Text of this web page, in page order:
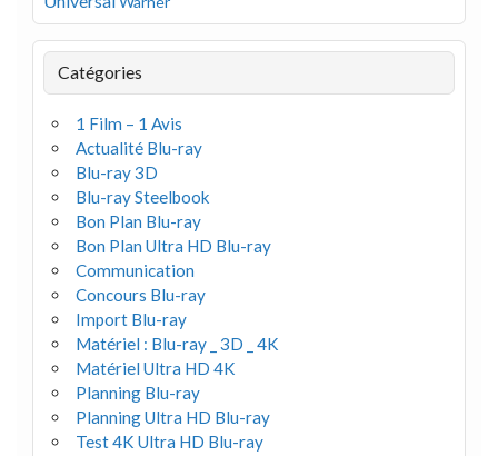
Catégories
1 Film – 1 Avis
Actualité Blu-ray
Blu-ray 3D
Blu-ray Steelbook
Bon Plan Blu-ray
Bon Plan Ultra HD Blu-ray
Communication
Concours Blu-ray
Import Blu-ray
Matériel : Blu-ray _ 3D _ 4K
Matériel Ultra HD 4K
Planning Blu-ray
Planning Ultra HD Blu-ray
Test 4K Ultra HD Blu-ray